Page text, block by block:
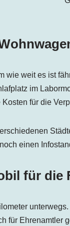
wie weit es ist
im
für die
einen
für die
für